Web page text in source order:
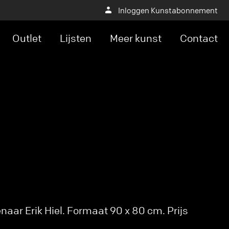
Inloggen Kunstabonnement
Outlet Lijsten Meer kunst Contact
Erik Hiel. Formaat 90 x 80 cm. Prijs